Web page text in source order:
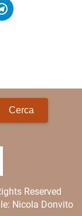
Reserved
Nicola Donvito